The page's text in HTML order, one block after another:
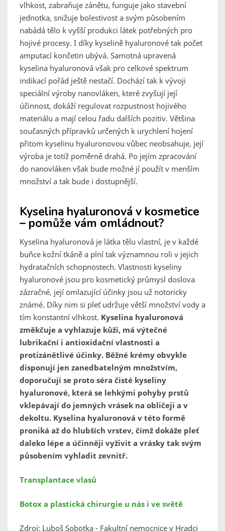
vlhkost, zabraňuje zánětu, funguje jako stavební
jednotka, snižuje bolestivost a svým působením
nabádá tělo k vyšší produkci látek potřebných pro
hojivé procesy. I díky kyselině hyaluronové tak počet
amputací končetin ubývá. Samotná upravená
kyselina hyaluronová však pro celkové spektrum
indikací pořád ještě nestačí. Dochází tak k vývoji
speciální výroby nanovláken, které zvyšují její
účinnost, dokáží regulovat rozpustnost hojivého
materiálu a mají celou řadu dalších pozitiv. Většina
současných přípravků určených k urychlení hojení
přitom kyselinu hyaluronovou vůbec neobsahuje, její
výroba je totiž poměrně drahá. Po jejím zpracování
do nanovláken však bude možné jí použít v menším
množství a tak bude i dostupnější.
Kyselina hyaluronová v kosmetice
– pomůže vám omládnout?
Kyselina hyaluronová je látka tělu vlastní, je v každé
buňce kožní tkáně a plní tak významnou roli v jejich
hydratačních schopnostech. Vlastnosti kyseliny
hyaluronové jsou pro kosmetický průmysl doslova
zázračné, její omlazující účinky jsou už notoricky
známé. Díky nim si pleť udržuje větší množství vody a
tím konstantní vlhkost. Kyselina hyaluronová
změkčuje a vyhlazuje kůži, má výtečné
lubrikační i antioxidační vlastnosti a
protizánětlivé účinky. Běžné krémy obvykle
disponují jen zanedbatelným množstvím,
doporučují se proto séra čisté kyseliny
hyaluronové, která se lehkými pohyby prstů
vklepávají do jemných vrásek na obličeji a v
dekoltu. Kyselina hyaluronová v této formě
proniká až do hlubších vrstev, čímž dokáže pleť
daleko lépe a účinněji vyživit a vrásky tak svým
působením vyhladit zevnitř.
Transplantace vlasů
Botox a plastická chirurgie u nás i ve světě
Zdroj: Luboš Sobotka - Fakultní nemocnice v Hradci